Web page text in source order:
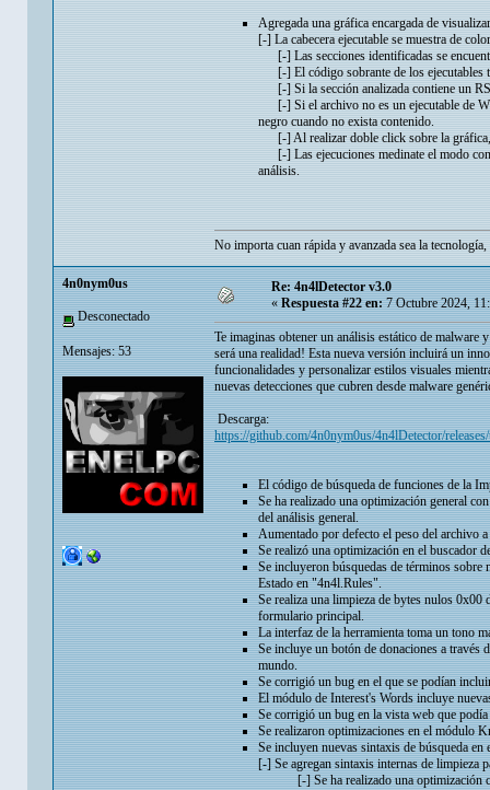
Agregada una gráfica encargada de
[-] La cabecera ejecutable se muestra de
[-] Las secciones identificadas se
[-] El código sobrante de los ejecutables
[-] Si la sección analizada contiene un
[-] Si el archivo no es un ejecutable de
negro cuando no exista contenido.
[-] Al realizar doble click sobre la gráfica,
[-] Las ejecuciones medinate el modo
análisis.
No importa cuan rápida y avanzada sea la
4n0nym0us
Desconectado
Mensajes: 53
Re: 4n4lDetector v3.0
«Respuesta #22 en:7 Octubre 2024,
Te imaginas obtener un análisis estático de malware
será una realidad! Esta nueva versión incluirá un
funcionalidades y personalizar estilos visuales
nuevas detecciones que cubren desde malware
Descarga:
https://github.com/4n0nym0us/4n4lDetector/
El código de búsqueda de funciones de la
Se ha realizado una optimización general
del análisis general.
Aumentado por defecto el peso del archivo
Se realizó una optimización en el buscador
Se incluyeron búsquedas de términos
Estado en "4n4l.Rules".
Se realiza una limpieza de bytes nulos 0x00
formulario principal.
La interfaz de la herramienta toma un tono
Se incluye un botón de donaciones a
mundo.
Se corrigió un bug en el que se podían
El módulo de Interest's Words incluye
Se corrigió un bug en la vista web que
Se realizaron optimizaciones en el módulo
Se incluyen nuevas sintaxis de búsqueda
[-] Se agregan sintaxis internas de limpieza
[-] Se ha realizado una optimización con